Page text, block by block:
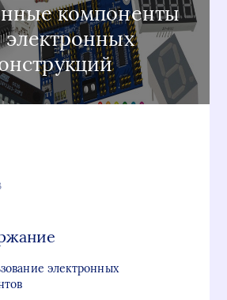
компоненты
электронных
электронных